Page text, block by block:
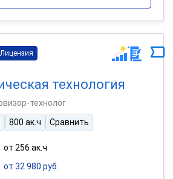
Лицензия
технология
технолог
800 ак.ч Сравнить
от 256 ак.ч
от 32 980 руб.